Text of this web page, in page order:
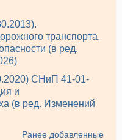
транспорта.
(в ред.
СНиП 41-01-
и
(в ред. Изменений
Ранее добавленные